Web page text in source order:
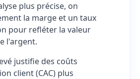
plus précise, on
la marge et un taux
pour refléter la valeur
l'argent.
justifie des coûts
client (CAC) plus